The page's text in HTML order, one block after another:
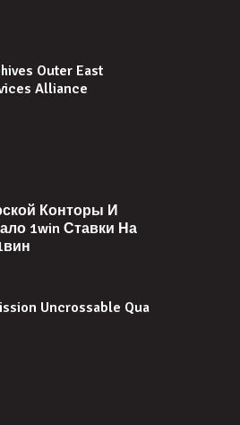
Outer East
Alliance
Конторы И
1win Ставки На
Uncrossable Qua